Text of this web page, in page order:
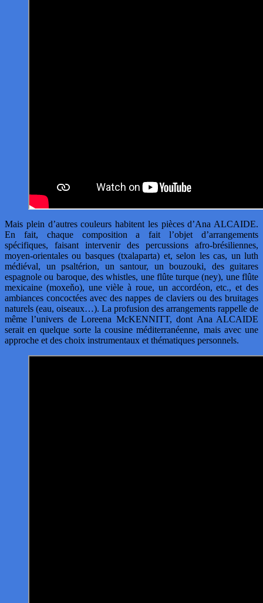
Mais plein d’autres couleurs habitent les pièces d’Ana ALCAIDE.
En fait, chaque composition a fait l’objet d’arrangements
spécifiques, faisant intervenir des percussions afro-brésiliennes,
moyen-orientales ou basques (txalaparta) et, selon les cas, un luth
médiéval, un psaltérion, un santour, un bouzouki, des guitares
espagnole ou baroque, des whistles, une flûte turque (ney), une flûte
mexicaine (moxeňo), une vièle à roue, un accordéon, etc., et des
ambiances concoctées avec des nappes de claviers ou des bruitages
naturels (eau, oiseaux…). La profusion des arrangements rappelle de
même l’univers de Loreena McKENNITT, dont Ana ALCAIDE
serait en quelque sorte la cousine méditerranéenne, mais avec une
approche et des choix instrumentaux et thématiques personnels.